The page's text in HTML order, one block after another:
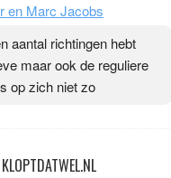
en Marc Jacobs
aantal richtingen hebt
maar ook de reguliere
op zich niet zo